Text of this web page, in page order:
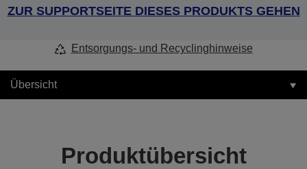
ZUR SUPPORTSEITE DIESES PRODUKTS GEHEN
Entsorgungs- und Recyclinghinweise
Übersicht
Produktübersicht